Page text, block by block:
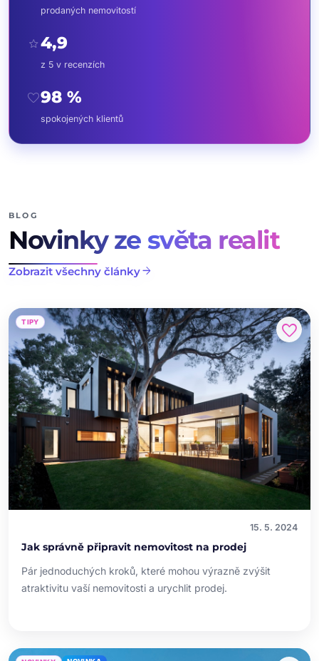
prodaných nemovitostí
star4,9
z 5 v recenzích
favorite98 %
spokojených klientů
BLOG
Novinky ze světa realit
Zobrazit všechny článkyarrow_forward
TIPY favorite
15. 5. 2024
Jak správně připravit nemovitost na prodej
Pár jednoduchých kroků, které mohou výrazně zvýšit
atraktivitu vaší nemovitosti a urychlit prodej.